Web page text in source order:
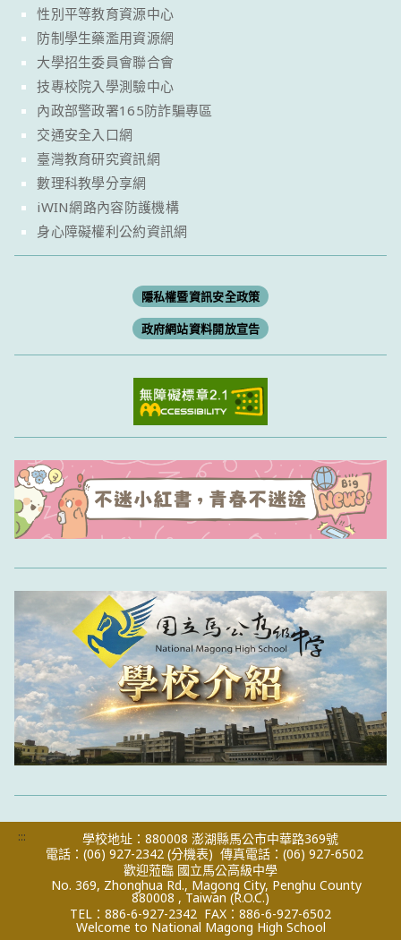
性別平等教育資源中心
防制學生藥濫用資源網
大學招生委員會聯合會
技專校院入學測驗中心
內政部警政署165防詐騙專區
交通安全入口網
臺灣教育研究資訊網
數理科教學分享網
iWIN網路內容防護機構
身心障礙權利公約資訊網
隱私權暨資訊安全政策
政府網站資料開放宣告
:::
學校地址：880008 澎湖縣馬公市中華路369號
電話：(06) 927-2342 (分機表) 傳真電話：(06) 927-6502
歡迎蒞臨 國立馬公高級中學
No. 369, Zhonghua Rd., Magong City, Penghu County
880008 , Taiwan (R.O.C.)
TEL：886-6-927-2342 FAX：886-6-927-6502
Welcome to National Magong High School